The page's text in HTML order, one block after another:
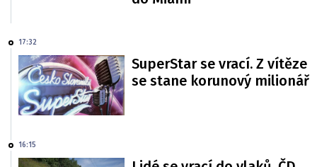
17:32
SuperStar se vrací. Z vítěze
se stane korunový milionář
16:15